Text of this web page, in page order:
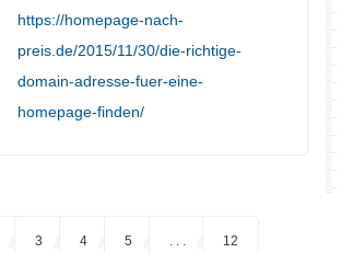
https://homepage-nach-
preis.de/2015/11/30/die-richtige-
domain-adresse-fuer-eine-
homepage-finden/
3 4 5 12